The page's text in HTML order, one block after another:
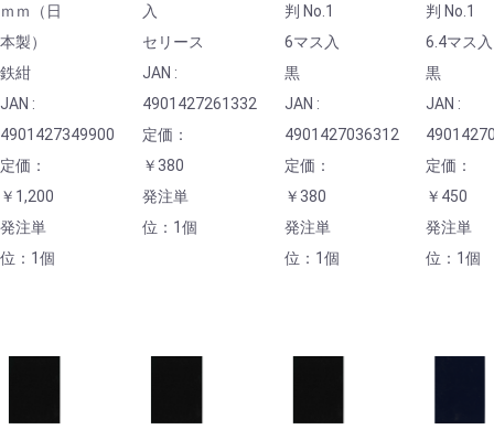
ｍｍ（日
本製）
鉄紺
JAN :
4901427349900
定価：
￥1,200
発注単
位：1個
入
セリース
JAN :
4901427261332
定価：
￥380
発注単
位：1個
判 No.1
6マス入
黒
JAN :
4901427036312
定価：
￥380
発注単
位：1個
判 No.1
6.4マス入
黒
JAN :
定価：
￥450
発注単
位：1個